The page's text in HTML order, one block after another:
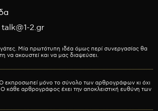
talk@1-2.gr
Μία πρωτότυπη ιδέα όμως περί συνεργασίας θα
να ακουστεί και να μας διαψεύσει.
μόνο το σύνολο των αρθρογράφων κι όχι
κάθε αρθρογράφος έχει την αποκλειστική ευθύνη των